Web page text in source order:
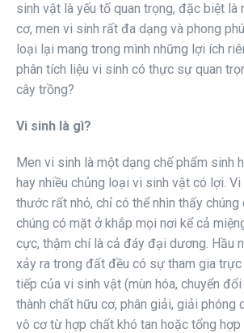
sinh vật là yếu tố quan trọng, đặc biệt là
cơ, men vi sinh rất đa dạng và phong
loại lại mang trong mình những lợi ích
phân tích liệu vi sinh có thực sự quan
cây trồng?
Vi sinh là gì?
Men vi sinh là một dạng chế phẩm sinh
hay nhiều chủng loại vi sinh vật có lợi.
thước rất nhỏ, chỉ có thể nhìn thấy chúng
chúng có mặt ở khắp mọi nơi kể cả
cực, thậm chí là cả đáy đại dương. Hầu
xảy ra trong đất đều có sự tham gia
tiếp của vi sinh vật (mùn hóa, chuyển
thành chất hữu cơ, phân giải, giải phóng
vô cơ từ hợp chất khó tan hoặc tổng